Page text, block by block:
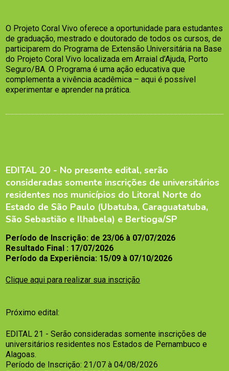
O Projeto Coral Vivo oferece a oportunidade para estudantes
de graduação, mestrado e doutorado de todos os cursos, de
participarem do Programa de Extensão Universitária na Base
do Projeto Coral Vivo localizada em Arraial d’Ajuda, Porto
Seguro/BA. O Programa é uma ação educativa que
complementa a vivência acadêmica – aqui é possível
experimentar e aprender na prática.
EDITAL 20 - No presente edital, serão
consideradas somente inscrições de universitários
residentes nos municípios do Litoral Norte do
Estado de São Paulo (Ubatuba, Caraguatatuba,
São Sebastião e Ilhabela) e Bertioga/SP
Período de Inscrição: de 23/06 à 07/07/2026
Resultado Final : 17/07/2026
Período da Experiência: 15/09 à 07/10/2026
Clique aqui para realizar sua inscrição
Próximo edital:
EDITAL 21 - Serão consideradas somente inscrições de
universitários residentes nos Estados de Pernambuco e
Alagoas.
Período de Inscrição: 21/07 à 04/08/2026